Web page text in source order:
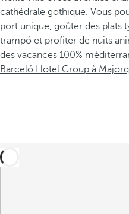
cathédrale gothique. Vous
port unique, goûter des plats
trampó et profiter de nuits
des vacances 100%
Barceló Hotel Group à